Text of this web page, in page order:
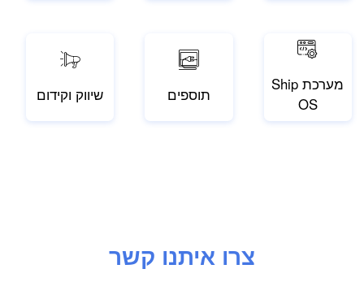
שיווק וקידום תוספים
מערכת Ship
OS
צרו איתנו קשר